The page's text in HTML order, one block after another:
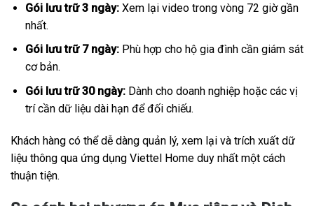
Gói lưu trữ 3 ngày:Xem lại video trong vòng 72 giờ gần
nhất.
Gói lưu trữ 7 ngày:Phù hợp cho hộ gia đình cần giám sát
cơ bản.
Gói lưu trữ 30 ngày:Dành cho doanh nghiệp hoặc các vị
trí cần dữ liệu dài hạn để đối chiếu.
Khách hàng có thể dễ dàng quản lý, xem lại và trích xuất dữ
liệu thông qua ứng dụng Viettel Home duy nhất một cách
thuận tiện.